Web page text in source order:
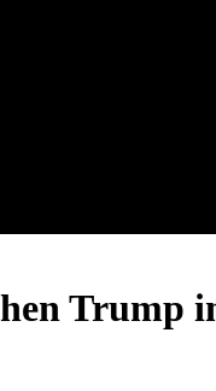
Trump